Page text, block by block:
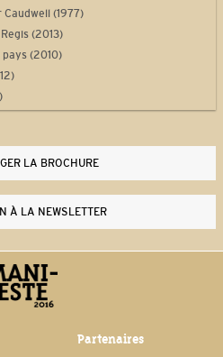
(1977)
(2013)
(2010)
(2013-2014)
LA BROCHURE
À LA NEWSLETTER
Partenaires